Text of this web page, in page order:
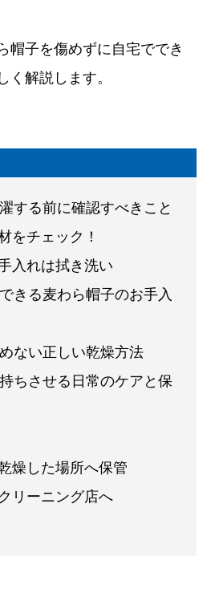
帽子を傷めずに自宅ででき
く解説します。
する前に確認すべきこと
をチェック！
入れは拭き洗い
きる麦わら帽子のお手入
ない正しい乾燥方法
ちさせる日常のケアと保
燥した場所へ保管
リーニング店へ